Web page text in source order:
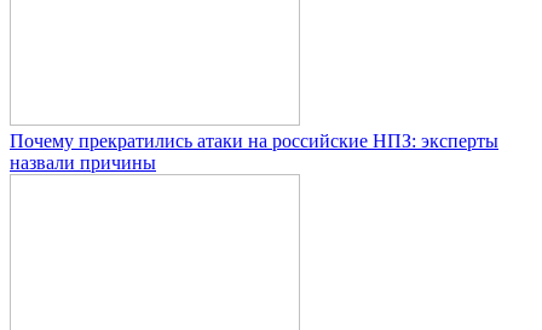
Почему прекратились атаки на российские НПЗ: эксперты
назвали причины